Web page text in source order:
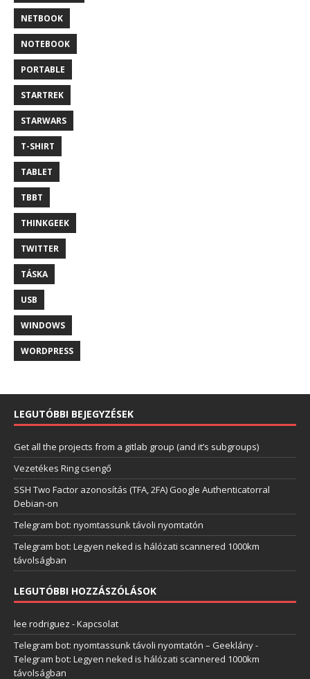
NETBOOK
NOTEBOOK
PORTABLE
STARTREK
STARWARS
T-SHIRT
TABLET
TBBT
THINKGEEK
TWITTER
TÁSKA
USB
WINDOWS
WORDPRESS
LEGUTÓBBI BEJEGYZÉSEK
Get all the projects from a gitlab group (and it’s subgroups)
Vezetékes Ring csengő
SSH Two Factor azonosítás (TFA, 2FA) Google Authenticatorral
Debian-on
Telegram bot: nyomtassunk távoli nyomtatón
Telegram bot: Legyen neked is hálózati scannered 1000km
távolságban
LEGUTÓBBI HOZZÁSZÓLÁSOK
lee rodriguez -Kapcsolat
Telegram bot: nyomtassunk távoli nyomtatón – Geeklány-
Telegram bot: Legyen neked is hálózati scannered 1000km
távolságban